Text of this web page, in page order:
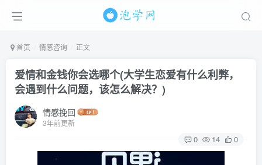
首页 情感咨询 正文
爱情和金钱你会选哪个(大学生恋爱有什么利弊，
会遇到什么问题，该怎么解决？)
情感挽回
3年前更新
0 14 0